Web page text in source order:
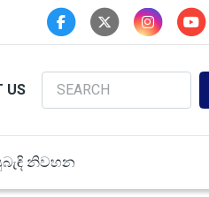
US
Search
නිවහන